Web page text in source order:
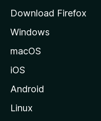
а
н
у
M
Download Firefox
Windows
macOS
iOS
Android
Linux